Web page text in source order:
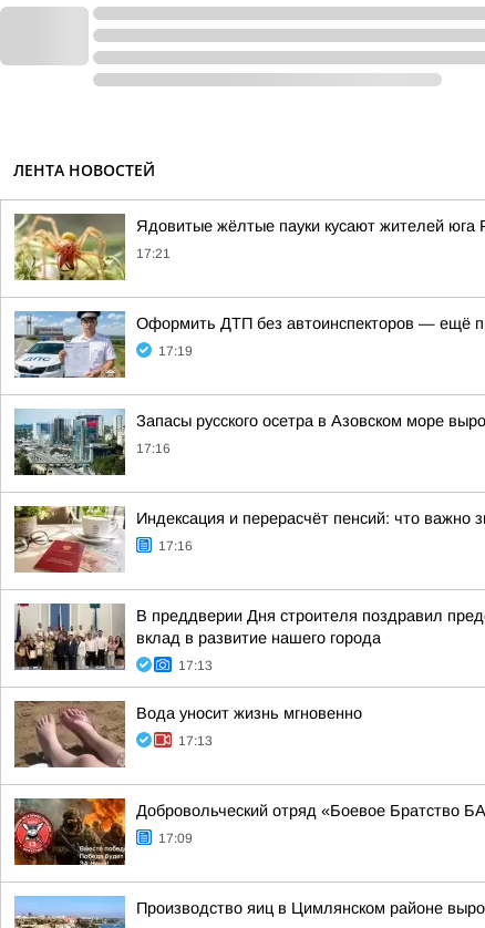
ЛЕНТА НОВОСТЕЙ
Ядовитые жёлтые пауки кусают жителей юга
17:21
Оформить ДТП без автоинспекторов — ещё
17:19
Запасы русского осетра в Азовском море
17:16
Индексация и перерасчёт пенсий: что важно
17:16
В преддверии Дня строителя поздравил
вклад в развитие нашего города
17:13
Вода уносит жизнь мгновенно
17:13
Добровольческий отряд «Боевое Братство
17:09
Производство яиц в Цимлянском районе